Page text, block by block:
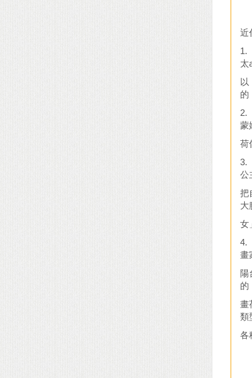
近
1.
太
以
的
2.
蒙
荷
3.
公
把
大
女
4.
畫
陽
的
畫
類
各